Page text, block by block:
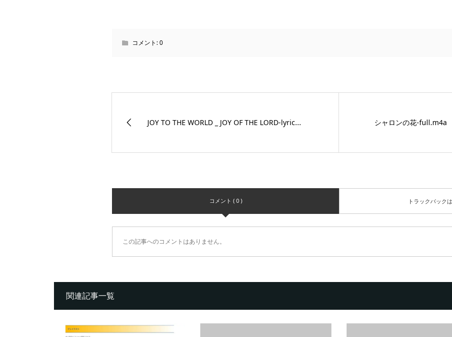
コメント:0
JOY TO THE WORLD _ JOY OF THE LORD-lyric... シャロンの花-full.m4a
コメント ( 0 ) トラックバック
この記事へのコメントはありません。
関連記事一覧